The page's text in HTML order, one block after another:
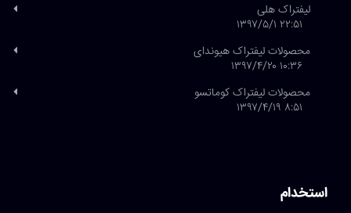
لیفتراک هلی
۲۲:۵۱ ۱۳۹۷/۵/۱
محصولات لیفتراک هیوندای
۱۰:۳۶ ۱۳۹۷/۴/۲۰
محصولات لیفتراک کوماتسو
۸:۵۱ ۱۳۹۷/۴/۱۹
استخدام